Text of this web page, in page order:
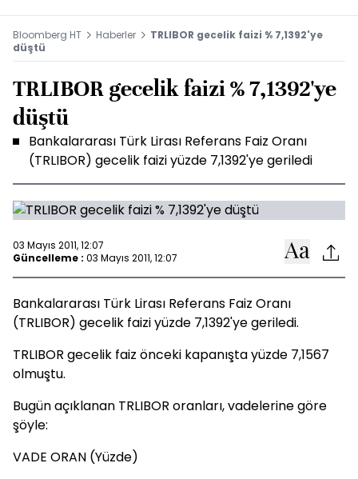
Bloomberg HT Haberler
TRLIBOR gecelik faizi % 7,1392'ye
düştü
TRLIBOR gecelik faizi % 7,1392'ye
düştü
Bankalararası Türk Lirası Referans Faiz Oranı
(TRLIBOR) gecelik faizi yüzde 7,1392'ye geriledi
03 Mayıs 2011, 12:07
Güncelleme : 03 Mayıs 2011, 12:07
Bankalararası Türk Lirası Referans Faiz Oranı
(TRLIBOR) gecelik faizi yüzde 7,1392'ye geriledi.
TRLIBOR gecelik faiz önceki kapanışta yüzde 7,1567
olmuştu.
Bugün açıklanan TRLIBOR oranları, vadelerine göre
şöyle:
VADE ORAN (Yüzde)